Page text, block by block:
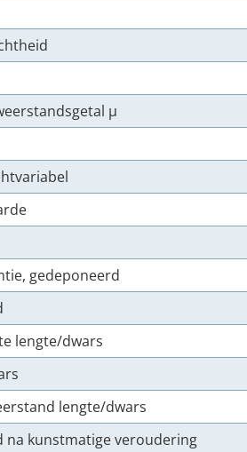
µ
gedeponeerd
lengte/dwars
lengte/dwars
na kunstmatige veroudering